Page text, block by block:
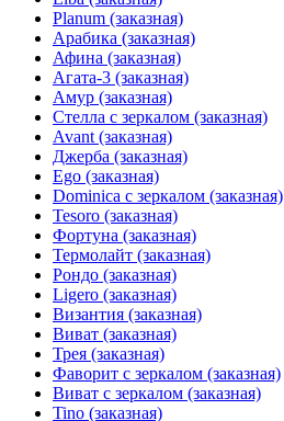
Planum (заказная)
Арабика (заказная)
Афина (заказная)
Агата-3 (заказная)
Амур (заказная)
Стелла с зеркалом (заказная)
Avant (заказная)
Джерба (заказная)
Ego (заказная)
Dominica с зеркалом (заказная)
Tesoro (заказная)
Фортуна (заказная)
Термолайт (заказная)
Рондо (заказная)
Ligero (заказная)
Византия (заказная)
Виват (заказная)
Трея (заказная)
Фаворит с зеркалом (заказная)
Виват с зеркалом (заказная)
Tino (заказная)